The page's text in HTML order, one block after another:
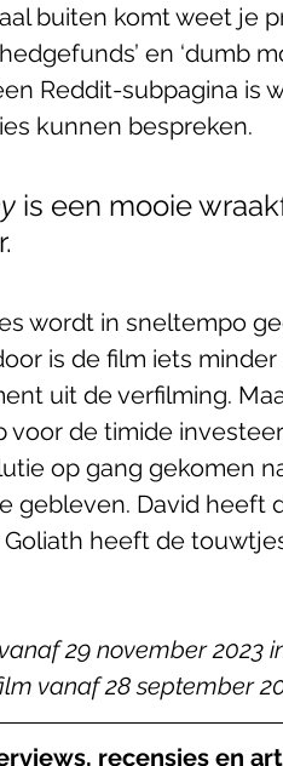
buiten komt weet je
en ‘dumb
Reddit-subpagina is
kunnen bespreken.
is een mooie
wordt in sneltempo
is de film iets
uit de verfilming.
voor de timide
op gang gekomen
gebleven. David heeft
heeft de
29 november 2023
vanaf 28 september
recensies en